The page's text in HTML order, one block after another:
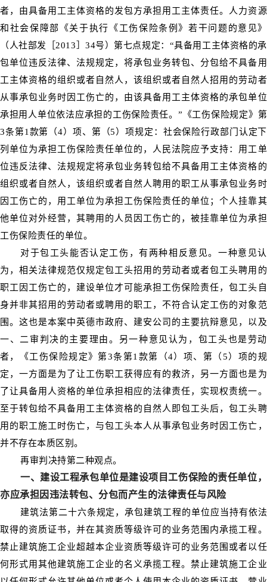
者，由具备用工主体资格的发包方承担用工主体责任。人力资源
和社会保障部《关于执行《工伤保险条例》若干问题的意见》
（人社部发［2013］34号）第七点规定：“具备用工主体资格的承
包单位违反法律、法规规定，将承包业务转包、分包给不具备用
工主体资格的组织或者自然人，该组织或者自然人招用的劳动者
从事承包业务时因工伤亡的，由该具备用工主体资格的承包单位
承担用人单位依法应承担的工伤保险责任。”《工伤保险规定》第
3条第1款第（4）项、第（5）项规定：社会保险行政部门认定下
列单位为承担工伤保险责任单位的，人民法院应予支持：用工单
位违反法律、法规规定将承包业务转包给不具备用工主体资格的
组织或者自然人，该组织或者自然人聘用的职工从事承包业务时
因工伤亡的，用工单位为承担工伤保险责任的单位；个人挂靠其
他单位对外经营，其聘用的人员因工伤亡的，被挂靠单位为承担
工伤保险责任的单位。
对于包工头能否认定工伤，有两种相反意见。一种意见认
为，相关法律规范仅规定包工头招用的劳动者或者包工头聘用的
职工因工伤亡的，建设单位才可能承担工伤保险责任，包工头自
身并非其招用的劳动者或聘用的职工，不符合认定工伤的对象范
围。这也是本案中英德市政府、建安公司的主要抗辩意见，以及
一、二审判决的主要理由。另一种意见认为，包工头也是劳动
者，《工伤保险规定》第3条第1款第（4）项、第（5）项的规
定，一方面是为了让工伤职工获得应有的救济，另一方面也是为
了让具备用人资格的单位承担相应的法律责任，实现权责统一。
至于转包给不具备用工主体资格的自然人即包工头后，包工头聘
用的职工施工时伤亡，与包工头本人从事承包业务时因工伤亡，
并不存在本质区别。
再审判决持第二种观点。
一、建设工程承包单位是建设项目工伤保险的责任单位，
亦应承担因违法转包、分包而产生的法律责任与风险
建筑法第二十六条规定，承包建筑工程的单位应当持有依法
取得的资质证书，并在其资质等级许可的业务范围内承揽工程。
禁止建筑施工企业超越本企业资质等级许可的业务范围或者以任
何形式用其他建筑施工企业的名义承揽工程。禁止建筑施工企业